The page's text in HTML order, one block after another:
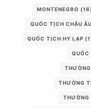
MONTENEGRO (16)
QUỐC TỊCH CHÂU ÂU
QUỐC TỊCH HY LẠP
QUỐC
THƯỜNG
THƯỜNG